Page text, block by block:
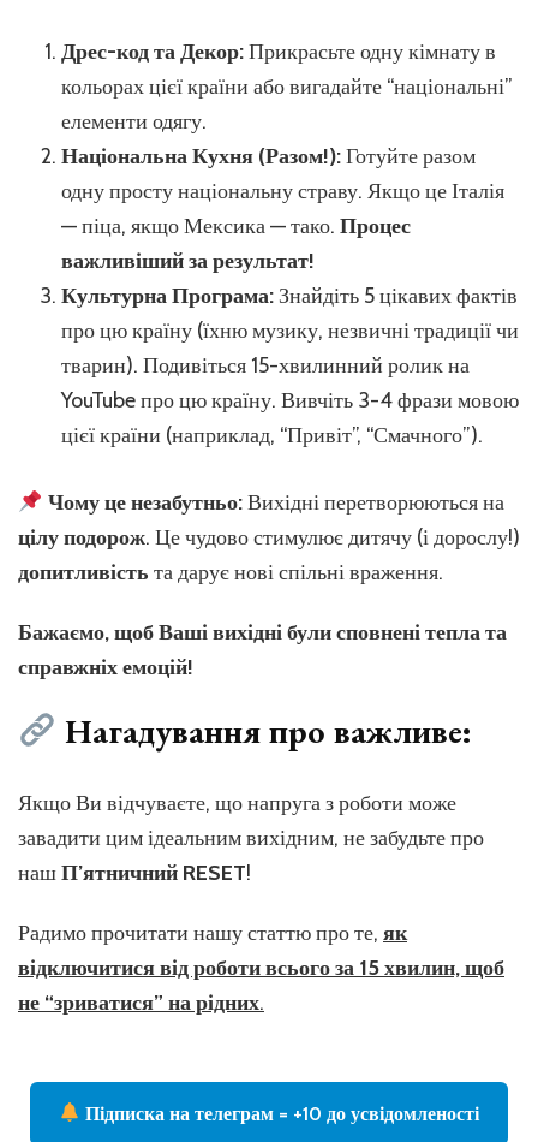
Дрес-код та Декор:Прикрасьте одну кімнату в
кольорах цієї країни або вигадайте “національні”
елементи одягу.
Національна Кухня (Разом!):Готуйте разом
одну просту національну страву. Якщо це Італія
— піца, якщо Мексика — тако. Процес
важливіший за результат!
Культурна Програма: Знайдіть 5 цікавих фактів
про цю країну (їхню музику, незвичні традиції чи
тварин). Подивіться 15-хвилинний ролик на
YouTube про цю країну. Вивчіть 3-4 фрази мовою
цієї країни (наприклад, “Привіт”, “Смачного”).
Чому це незабутньо:Вихідні перетворюються на
цілу подорож. Це чудово стимулює дитячу (і дорослу!)
допитливість та дарує нові спільні враження.
Бажаємо, щоб Ваші вихідні були сповнені тепла та
справжніх емоцій!
Нагадування про важливе:
Якщо Ви відчуваєте, що напруга з роботи може
завадити цим ідеальним вихідним, не забудьте про
нашП’ятничний RESET!
Радимо прочитати нашу статтю про те, як
відключитися від роботи всього за 15 хвилин, щоб
не “зриватися” на рідних.
Підписка на телеграм = +10 до усвідомленості